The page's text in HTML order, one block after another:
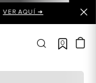
VER AQUÍ ➜
0